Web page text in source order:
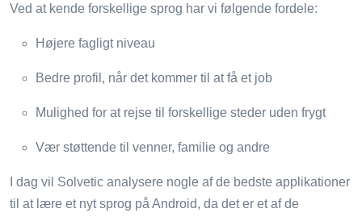
Ved at kende forskellige sprog har vi følgende fordele:
Højere fagligt niveau
Bedre profil, når det kommer til at få et job
Mulighed for at rejse til forskellige steder uden frygt
Vær støttende til venner, familie og andre
I dag vil Solvetic analysere nogle af de bedste applikationer
til at lære et nyt sprog på Android, da det er et af de